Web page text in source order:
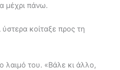
μέχρι πάνω.
ύστερα κοίταξε προς τη
λαιμό του. «Βάλε κι άλλο,